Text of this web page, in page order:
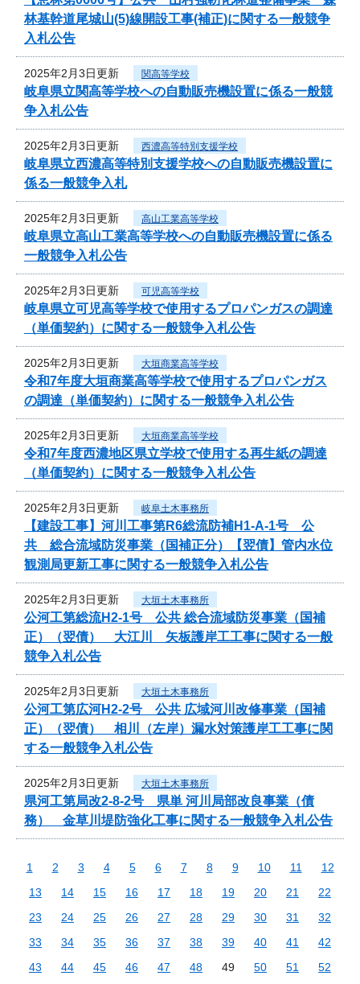
林基幹道尾城山(5)線開設工事(補正)に関する一般競争
入札公告
2025年2月3日更新 関高等学校
岐阜県立関高等学校への自動販売機設置に係る一般競
争入札公告
2025年2月3日更新 西濃高等特別支援学校
岐阜県立西濃高等特別支援学校への自動販売機設置に
係る一般競争入札
2025年2月3日更新 高山工業高等学校
岐阜県立高山工業高等学校への自動販売機設置に係る
一般競争入札公告
2025年2月3日更新 可児高等学校
岐阜県立可児高等学校で使用するプロパンガスの調達
（単価契約）に関する一般競争入札公告
2025年2月3日更新 大垣商業高等学校
令和7年度大垣商業高等学校で使用するプロパンガス
の調達（単価契約）に関する一般競争入札公告
2025年2月3日更新 大垣商業高等学校
令和7年度西濃地区県立学校で使用する再生紙の調達
（単価契約）に関する一般競争入札公告
2025年2月3日更新 岐阜土木事務所
【建設工事】河川工事第R6総流防補H1-A-1号 公
共 総合流域防災事業（国補正分）【翌債】管内水位
観測局更新工事に関する一般競争入札公告
2025年2月3日更新 大垣土木事務所
公河工第総流H2-1号 公共 総合流域防災事業（国補
正）（翌債） 大江川 矢板護岸工工事に関する一般
競争入札公告
2025年2月3日更新 大垣土木事務所
公河工第広河H2-2号 公共 広域河川改修事業（国補
正）（翌債） 相川（左岸）漏水対策護岸工工事に関
する一般競争入札公告
2025年2月3日更新 大垣土木事務所
県河工第局改2-8-2号 県単 河川局部改良事業（債
務） 金草川堤防強化工事に関する一般競争入札公告
1 2 3 4 5 6 7 8 9 10 11
12
13
14 15 16 17 18 19 20 21
22
23
24 25 26 27 28 29 30 31
32
33
34 35 36 37 38 39 40 41
42
43
44 45 46 47 48 49 50 51
52